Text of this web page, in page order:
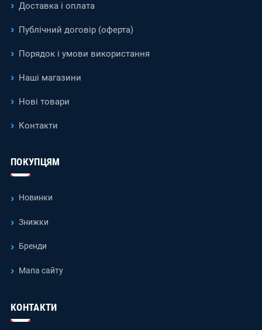
Доставка і оплата
Публічний договір (оферта)
Порядок і умови використання
Наші магазини
Нові товари
Контакти
ПОКУПЦЯМ
Новинки
Знижки
Бренди
Мапа сайту
КОНТАКТИ